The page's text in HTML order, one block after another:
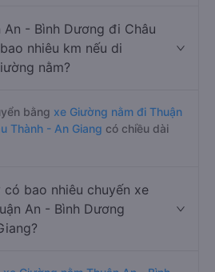
An - Bình Dương đi Châu
nhiêu km nếu di
nằm?
bằng xe Giường nằm đi Thuận
Thành - An Giang có chiều dài
có bao nhiêu chuyến xe
An - Bình Dương